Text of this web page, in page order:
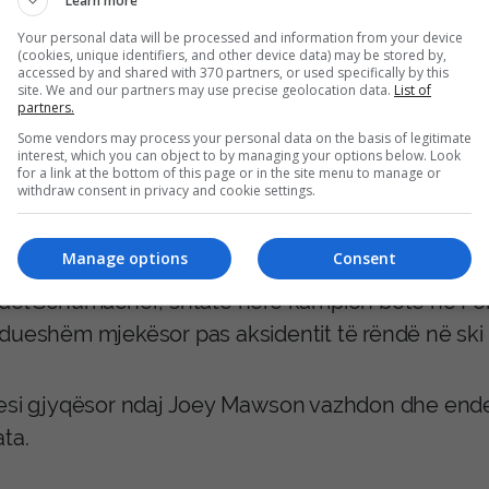
ka deklaruar se u zgjua pa kujtime të
ekzaminimeve mjekësore në spital.
praninë e gjakut në çarçafë dhe dëmtime
anëtar i familjes Schumacher nuk është i
ata nuk ndodheshin në rezidencë në
Schumacher, shtatë herë kampion bote në
mjekësor pas aksidentit të rëndë në ski
gjyqësor ndaj Joey Mawson vazhdon dhe
Your personal data will be processed and information from your device
(cookies, unique identifiers, and other device data) may be stored by,
accessed by and shared with 370 partners, or used specifically by this
site. We and our partners may use precise geolocation data. List of
partners.
Some vendors may process your personal data on the basis of legitimate
interest, which you can object to by managing your options below. Look
for a link at the bottom of this page or in the site menu to manage or
withdraw consent in privacy and cookie settings.
Consent
Manage options